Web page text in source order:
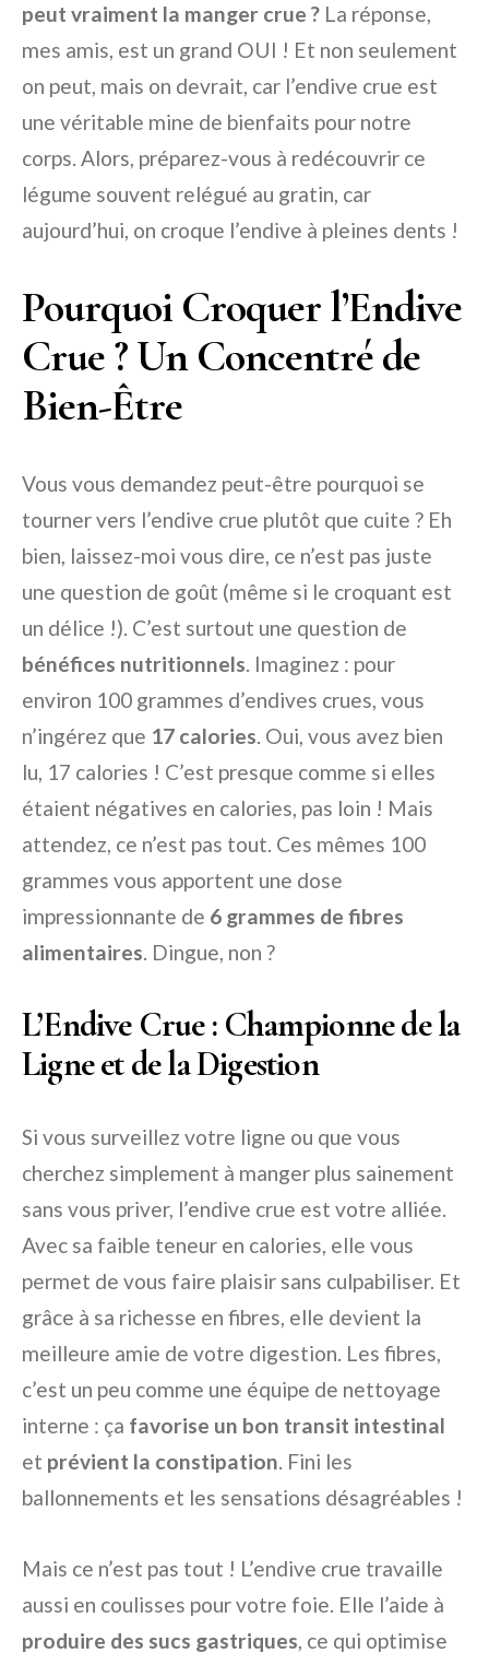
peut vraiment la manger crue ? La réponse,
mes amis, est un grand OUI ! Et non seulement
on peut, mais on devrait, car l’endive crue est
une véritable mine de bienfaits pour notre
corps. Alors, préparez-vous à redécouvrir ce
légume souvent relégué au gratin, car
aujourd’hui, on croque l’endive à pleines dents !
Pourquoi Croquer l’Endive
Crue ? Un Concentré de
Bien-Être
Vous vous demandez peut-être pourquoi se
tourner vers l’endive crue plutôt que cuite ? Eh
bien, laissez-moi vous dire, ce n’est pas juste
une question de goût (même si le croquant est
un délice !). C’est surtout une question de
bénéfices nutritionnels. Imaginez : pour
environ 100 grammes d’endives crues, vous
n’ingérez que 17 calories. Oui, vous avez bien
lu, 17 calories ! C’est presque comme si elles
étaient négatives en calories, pas loin ! Mais
attendez, ce n’est pas tout. Ces mêmes 100
grammes vous apportent une dose
impressionnante de 6 grammes de fibres
alimentaires. Dingue, non ?
L’Endive Crue : Championne de la
Ligne et de la Digestion
Si vous surveillez votre ligne ou que vous
cherchez simplement à manger plus sainement
sans vous priver, l’endive crue est votre alliée.
Avec sa faible teneur en calories, elle vous
permet de vous faire plaisir sans culpabiliser. Et
grâce à sa richesse en fibres, elle devient la
meilleure amie de votre digestion. Les fibres,
c’est un peu comme une équipe de nettoyage
interne : ça favorise un bon transit intestinal
et prévient la constipation. Fini les
ballonnements et les sensations désagréables !
Mais ce n’est pas tout ! L’endive crue travaille
aussi en coulisses pour votre foie. Elle l’aide à
produire des sucs gastriques, ce qui optimise